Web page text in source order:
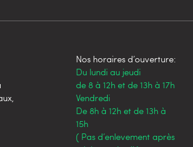
Nos horaires d’ouverture:
Du lundi au jeudi
de 8 à 12h et de 13h à 17h
Vendredi
De 8h à 12h et de 13h à
15h
( Pas d’enlevement après